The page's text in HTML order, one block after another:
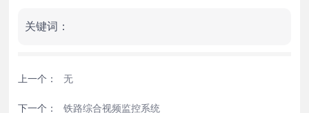
关键词：
上一个： 无
下一个： 铁路综合视频监控系统